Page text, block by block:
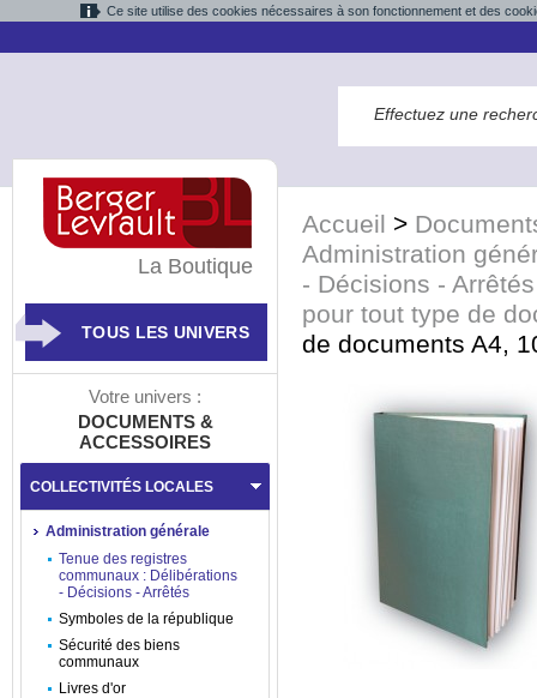
Ce site utilise des cookies nécessaires à son fonctionnement et des
Accueil >
Administration
- Décisions - Arrêtés
pour tout type de
de documents A4,
La Boutique
TOUS LES UNIVERS
Votre univers :
DOCUMENTS &
ACCESSOIRES
COLLECTIVITÉS LOCALES
Administration générale
Tenue des registres
communaux : Délibérations
- Décisions - Arrêtés
Symboles de la république
Sécurité des biens
communaux
Livres d'or